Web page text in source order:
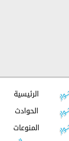
الرئيسية
الحوادث
المنوعات